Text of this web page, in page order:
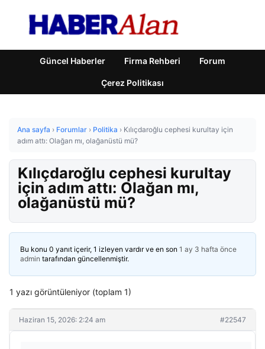
Güncel Haberler Firma Rehberi Forum
Çerez Politikası
Ana sayfa › Forumlar › Politika › Kılıçdaroğlu cephesi kurultay için
adım attı: Olağan mı, olağanüstü mü?
Kılıçdaroğlu cephesi kurultay
için adım attı: Olağan mı,
olağanüstü mü?
Bu konu 0 yanıt içerir, 1 izleyen vardır ve en son 1 ay 3 hafta önce
admin tarafından güncellenmiştir.
1 yazı görüntüleniyor (toplam 1)
Haziran 15, 2026: 2:24 am #22547